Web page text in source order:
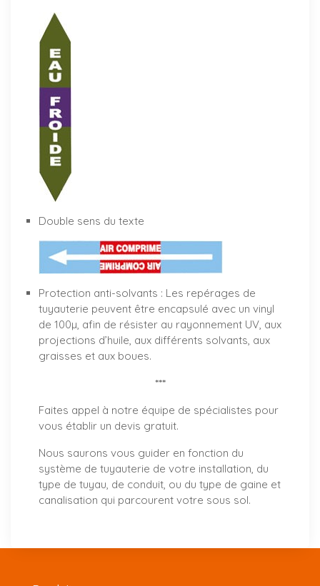
Double sens du texte
Protection anti-solvants : Les repérages de
tuyauterie peuvent être encapsulé avec un vinyl
de 100µ, afin de résister au rayonnement UV, aux
projections d’huile, aux différents solvants, aux
graisses et aux boues.
***
Faites appel à notre équipe de spécialistes pour
vous établir un devis gratuit.
Nous saurons vous guider en fonction du
système de tuyauterie de votre installation, du
type de tuyau, de conduit, ou du type de gaine et
canalisation qui parcourent votre sous sol.